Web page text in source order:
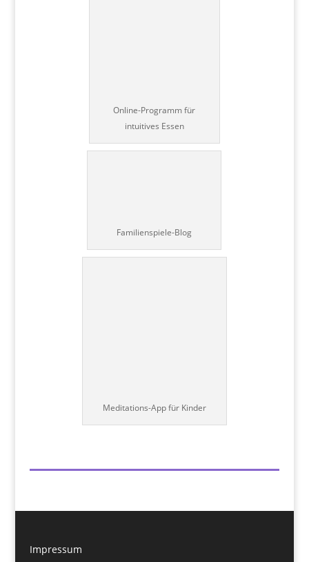
Online-Programm für
intuitives Essen
Familienspiele-Blog
Meditations-App für Kinder
Impressum